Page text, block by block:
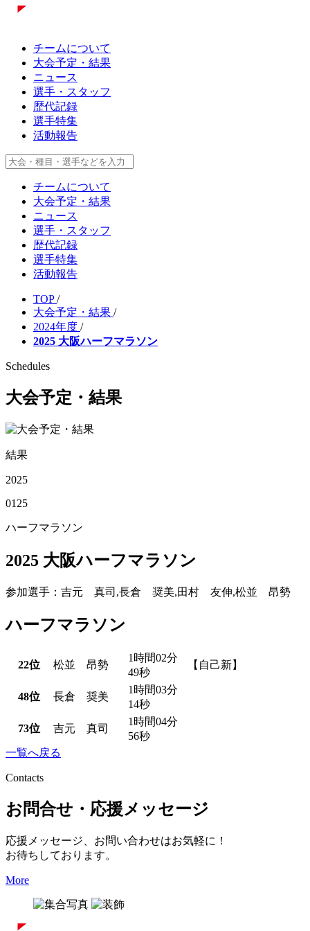
チームについて
大会予定・結果
ニュース
選手・スタッフ
歴代記録
選手特集
活動報告
チームについて
大会予定・結果
ニュース
選手・スタッフ
歴代記録
選手特集
活動報告
TOP /
大会予定・結果 /
2024年度 /
2025 大阪ハーフマラソン
Schedules
大会予定・結果
結果
2025
01 25
ハーフマラソン
2025 大阪ハーフマラソン
参加選手 ：吉元 真司,長倉 奨美,田村 友伸,松並 昂勢
ハーフマラソン
22位 松並 昂勢
1時間02分
49秒
【自己新】
48位 長倉 奨美
1時間03分
14秒
73位 吉元 真司
1時間04分
56秒
一覧へ戻る
Contacts
お問合せ・応援メッセージ
応援メッセージ、お問い合わせはお気軽に！
お待ちしております。
More